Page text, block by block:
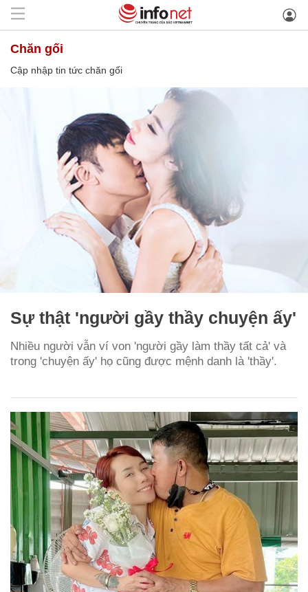
chăn gối
Cập nhập tin tức chăn gối
Sự thật 'người gầy thầy chuyện ấy'
Nhiều người vẫn ví von 'người gầy làm thầy tất cả' và
trong 'chuyện ấy' họ cũng được mệnh danh là 'thầy'.